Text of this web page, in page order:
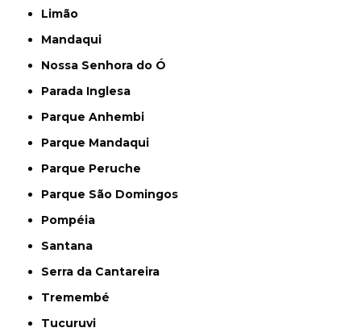
Limão
Mandaqui
Nossa Senhora do Ó
Parada Inglesa
Parque Anhembi
Parque Mandaqui
Parque Peruche
Parque São Domingos
Pompéia
Santana
Serra da Cantareira
Tremembé
Tucuruvi